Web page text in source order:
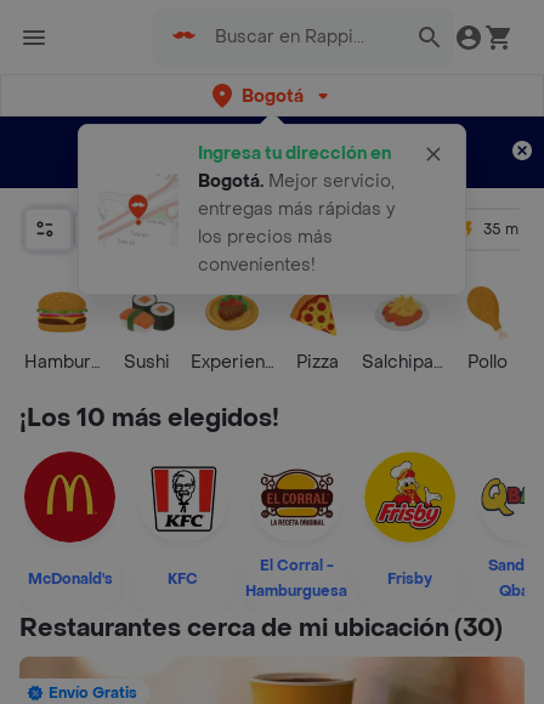
Bogotá
Ingresa tu dirección en
Bogotá. Mejor servicio,
entregas más rápidas y
los precios más
convenientes!
envíos gratis por semanas Aplican TyC
Relevancia Promos 35 mins
HamburguesaSushi Experiencias Foodies
Pizza Salchipapas Pollo
¡Los 10 más elegidos!
McDonald's KFC
El Corral -
Hamburguesa
Frisby
Restaurantes cerca de mi ubicación(30)
Envío Gratis